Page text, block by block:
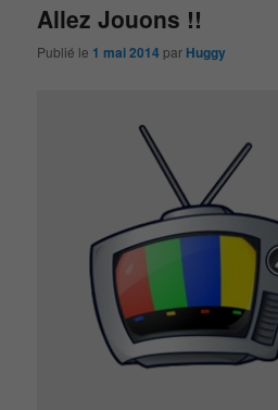
Allez Jouons !!
Publié le 1 mai 2014 par Huggy